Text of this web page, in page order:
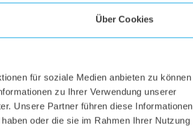
Über Cookies
für soziale Medien anbieten zu können
zu Ihrer Verwendung unserer
Unsere Partner führen diese Informationen
oder die sie im Rahmen Ihrer Nutzung
hoogo H5
hoogo S7